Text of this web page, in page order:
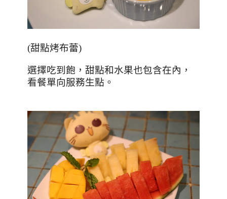
(甜點烤布蕾)
選擇吃到飽，甜點和水果也包含在內，
看餐單向服務生點。